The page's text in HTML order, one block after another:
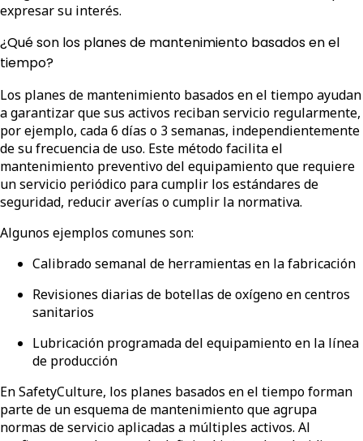
expresar su interés.
¿Qué son los planes de mantenimiento basados en el
tiempo?
Los planes de mantenimiento basados en el tiempo ayudan
a garantizar que sus activos reciban servicio regularmente,
por ejemplo, cada 6 días o 3 semanas, independientemente
de su frecuencia de uso. Este método facilita el
mantenimiento preventivo del equipamiento que requiere
un servicio periódico para cumplir los estándares de
seguridad, reducir averías o cumplir la normativa.
Algunos ejemplos comunes son:
Calibrado semanal de herramientas en la fabricación
Revisiones diarias de botellas de oxígeno en centros
sanitarios
Lubricación programada del equipamiento en la línea
de producción
En SafetyCulture, los planes basados en el tiempo forman
parte de un esquema de mantenimiento que agrupa
normas de servicio aplicadas a múltiples activos. Al